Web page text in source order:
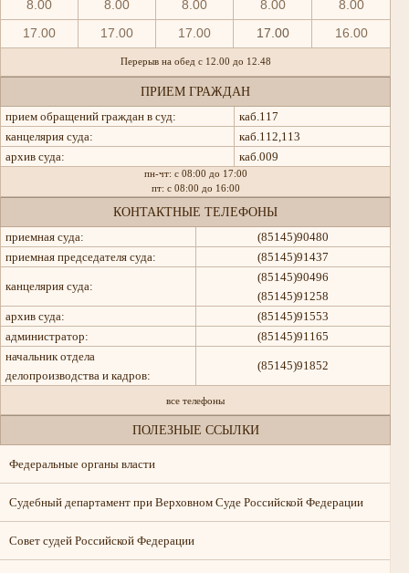
8.00 8.00 8.00 8.00
8.00
17.00
17.00 17.00 17.00 16.00
Перерыв на обед с 12.00 до 12.48
ПРИЕМ ГРАЖДАН
прием обращений граждан в суд:
каб.117
канцелярия суда:
каб.112,113
архив суда:
каб.009
пн-чт: с 08:00 до 17:00
пт: с 08:00 до 16:00
КОНТАКТНЫЕ ТЕЛЕФОНЫ
приемная суда:
(85145)90480
приемная председателя суда:
(85145)91437
канцелярия суда:
(85145)90496
(85145)91258
архив суда:
(85145)91553
администратор:
(85145)91165
начальник отдела
делопроизводства и кадров:
(85145)91852
все телефоны
ПОЛЕЗНЫЕ ССЫЛКИ
Федеральные органы власти
Судебный департамент при Верховном Суде Российской Федерации
Совет судей Российской Федерации